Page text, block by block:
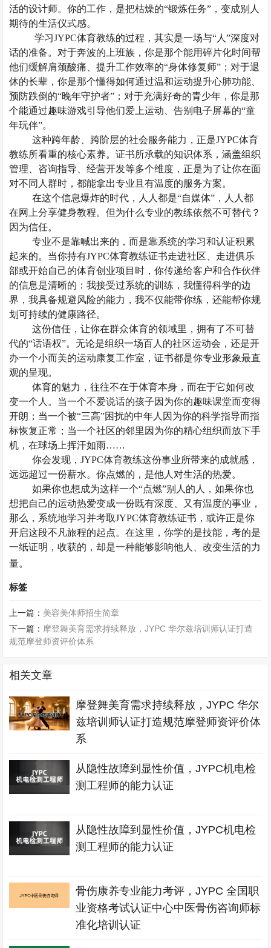
活的设计师。你的工作，是把枯燥的“锻炼任务”，变成别人
期待的生活仪式感。
学习JYPC体育教练的过程，其实是一场与“人”深度对
话的准备。对于奔波的上班族，你是那个能用碎片化时间帮
他们缓解肩颈酸痛、提升工作效率的“身体修复师”；对于退
休的长辈，你是那个懂得如何通过温和运动提升心肺功能、
预防跌倒的“晚年守护者”；对于充满好奇的青少年，你是那
个能通过趣味游戏引导他们爱上运动、告别电子屏幕的“童
年玩伴”。
这种跨年龄、跨阶层的社会服务能力，正是JYPC体育
教练所看重的核心素养。证书所承载的知识体系，涵盖组织
管理、咨询指导、经营开发等多个维度，正是为了让你在面
对不同人群时，都能拿出专业且有温度的服务方案。
在这个信息爆炸的时代，人人都是“自媒体”，人人都
在网上分享健身教程。但为什么专业的教练依然不可替代？
因为信任。
专业不是靠喊出来的，而是靠系统的学习和认证积累
起来的。当你持有JYPC体育教练证书走进社区、走进俱乐
部或开始自己的体育创业项目时，你传递给客户和合作伙伴
的信息是清晰的：我接受过系统的训练，我懂得科学的边
界，我具备规避风险的能力，我不仅能带你练，还能帮你规
划可持续的健康路径。
这份信任，让你在群众体育的领域里，拥有了不可替
代的“话语权”。无论是组织一场百人的社区运动会，还是开
办一个小而美的运动康复工作室，证书都是你专业形象最直
观的呈现。
体育的魅力，往往不在于体育本身，而在于它如何改
变一个人。当一个不爱说话的孩子因为你的趣味课堂而变得
开朗；当一个被“三高”困扰的中年人因为你的科学指导而指
标恢复正常；当一个社区的邻里因为你的精心组织而放下手
机，在球场上挥汗如雨……
你会发现， JYPC体育教练这份事业所带来的成就感，
远远超过一份薪水。你点燃的，是他人对生活的热爱。
如果你也想成为这样一个“点燃”别人的人，如果你也
想把自己的运动热爱变成一份既有深度、又有温度的事业，
那么，系统地学习并考取JYPC体育教练证书，或许正是你
开启这段不凡旅程的起点。在这里，你学的是技能，考的是
一纸证明，收获的，却是一种能够影响他人、改变生活的力
量。
标签
上一篇： 美容美体师招生简章
下一篇： 摩登舞美育需求持续释放，JYPC 华尔兹培训师认证打造
规范摩登师资评价体系
相关文章
摩登舞美育需求持续释放，JYPC 华尔
兹培训师认证打造规范摩登师资评价体
系
从隐性故障到显性价值，JYPC机电检
测工程师的能力认证
从隐性故障到显性价值，JYPC机电检
测工程师的能力认证
骨伤康养专业能力考评，JYPC 全国职
业资格考试认证中心中医骨伤咨询师标
准化培训认证